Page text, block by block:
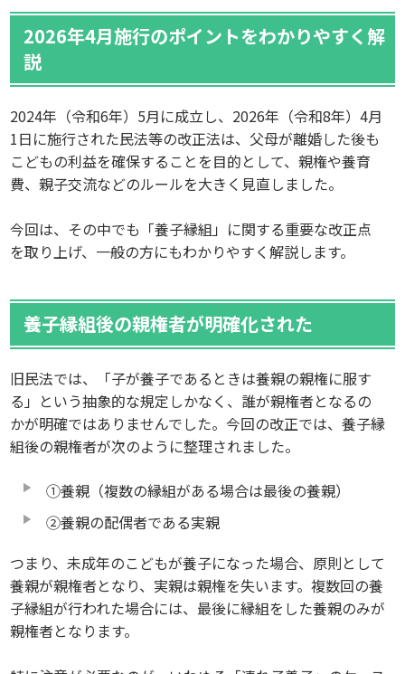
2026年4月施行のポイントをわかりやすく解
説
2024年（令和6年）5月に成立し、2026年（令和8年）4月
1日に施行された民法等の改正法は、父母が離婚した後も
こどもの利益を確保することを目的として、親権や養育
費、親子交流などのルールを大きく見直しました。
今回は、その中でも「養子縁組」に関する重要な改正点
を取り上げ、一般の方にもわかりやすく解説します。
養子縁組後の親権者が明確化された
旧民法では、「子が養子であるときは養親の親権に服す
る」という抽象的な規定しかなく、誰が親権者となるの
かが明確ではありませんでした。今回の改正では、養子縁
組後の親権者が次のように整理されました。
①養親（複数の縁組がある場合は最後の養親）
②養親の配偶者である実親
つまり、未成年のこどもが養子になった場合、原則として
養親が親権者となり、実親は親権を失います。複数回の養
子縁組が行われた場合には、最後に縁組をした養親のみが
親権者となります。